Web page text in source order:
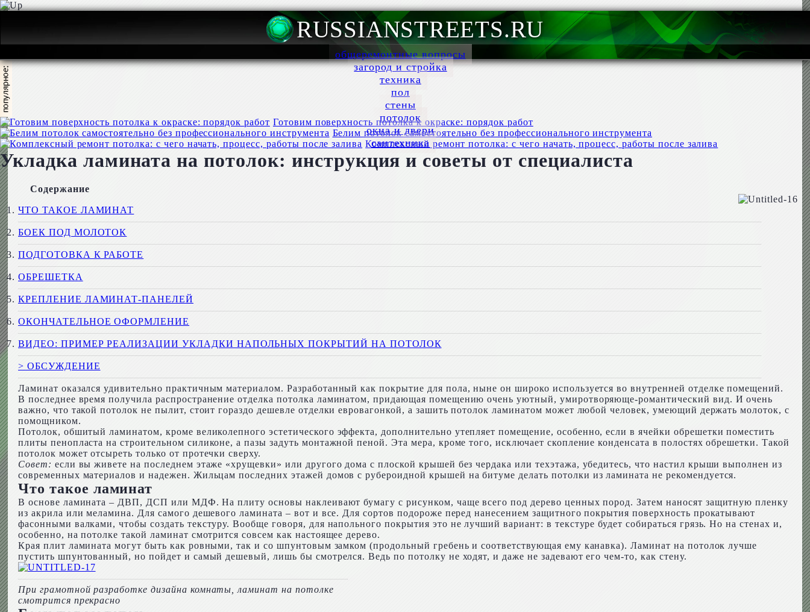
RUSSIANSTREETS.RU
общеремонтные вопросы
загород и стройка
техника
пол
стены
потолок
окна и двери
сантехника
Готовим поверхность потолка к окраске: порядок работ
Белим потолок самостоятельно без профессионального инструмента
Комплексный ремонт потолка: с чего начать, процесс, работы после залива
Укладка ламината на потолок: инструкция и советы от специалиста
Содержание
ЧТО ТАКОЕ ЛАМИНАТ
БОЕК ПОД МОЛОТОК
ПОДГОТОВКА К РАБОТЕ
ОБРЕШЕТКА
КРЕПЛЕНИЕ ЛАМИНАТ-ПАНЕЛЕЙ
ОКОНЧАТЕЛЬНОЕ ОФОРМЛЕНИЕ
ВИДЕО: ПРИМЕР РЕАЛИЗАЦИИ УКЛАДКИ НАПОЛЬНЫХ ПОКРЫТИЙ НА ПОТОЛОК
> ОБСУЖДЕНИЕ
Ламинат оказался удивительно практичным материалом. Разработанный как покрытие для пола, ныне он широко используется во внутренней отделке помещений.
В последнее время получила распространение отделка потолка ламинатом, придающая помещению очень уютный, умиротворяюще-романтический вид. И очень
важно, что такой потолок не пылит, стоит гораздо дешевле отделки евровагонкой, а зашить потолок ламинатом может любой человек, умеющий держать молоток, с
помощником.
Потолок, обшитый ламинатом, кроме великолепного эстетического эффекта, дополнительно утепляет помещение, особенно, если в ячейки обрешетки поместить
плиты пенопласта на строительном силиконе, а пазы задуть монтажной пеной. Эта мера, кроме того, исключает скопление конденсата в полостях обрешетки. Такой
потолок может отсыреть только от протечки сверху.
Совет: если вы живете на последнем этаже «хрущевки» или другого дома с плоской крышей без чердака или техэтажа, убедитесь, что настил крыши выполнен из
современных материалов и надежен. Жильцам последних этажей домов с рубероидной крышей на битуме делать потолки из ламината не рекомендуется.
Что такое ламинат
В основе ламината – ДВП, ДСП или МДФ. На плиту основы наклеивают бумагу с рисунком, чаще всего под дерево ценных пород. Затем наносят защитную пленку
из акрила или меламина. Для самого дешевого ламината – вот и все. Для сортов подороже перед нанесением защитного покрытия поверхность прокатывают
фасонными валками, чтобы создать текстуру. Вообще говоря, для напольного покрытия это не лучший вариант: в текстуре будет собираться грязь. Но на стенах и,
особенно, на потолке такой ламинат смотрится совсем как настоящее дерево.
Края плит ламината могут быть как ровными, так и со шпунтовым замком (продольный гребень и соответствующая ему канавка). Ламинат на потолок лучше
пустить шпунтованный, но пойдет и самый дешевый, лишь бы смотрелся. Ведь по потолку не ходят, и даже не задевают его чем-то, как стену.
При грамотной разработке дизайна комнаты, ламинат на потолке
смотрится прекрасно